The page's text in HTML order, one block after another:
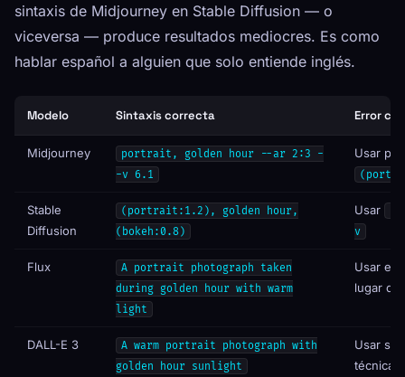
sintaxis de Midjourney en Stable Diffusion — o
viceversa — produce resultados mediocres. Es como
hablar español a alguien que solo entiende inglés.
Modelo Sintaxis correcta Error
Midjourney
portrait, golden hour --ar 2:3 -
-v 6.1
Usar
Stable
Diffusion
(portrait:1.2), golden hour,
(bokeh:0.8)
Usar
v
Flux
A portrait photograph taken
during golden hour with warm
light
Usar
lugar de
DALL-E 3
A warm portrait photograph with
golden hour sunlight
Usar
técnica